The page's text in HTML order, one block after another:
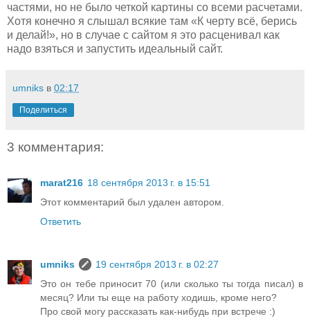
частями, но не было четкой картины со всеми расчетами.
Хотя конечно я слышал всякие там «К черту всё, берись
и делай!», но в случае с сайтом я это расценивал как
надо взяться и запустить идеальный сайт.
umniks в 02:17
Поделиться
3 комментария:
marat216 18 сентября 2013 г. в 15:51
Этот комментарий был удален автором.
Ответить
umniks
19 сентября 2013 г. в 02:27
Это он тебе приносит 70 (или сколько ты тогда писал) в
месяц? Или ты еще на работу ходишь, кроме него?
Про свой могу рассказать как-нибудь при встрече :)